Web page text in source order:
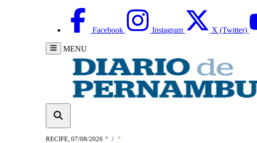
Facebook Instagram X (Twitter)
MENU
RECIFE, 07/08/2026 ° / °